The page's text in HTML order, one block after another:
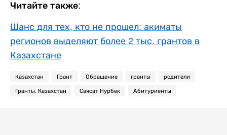
Читайте также:
Шанс для тех, кто не прошел: акиматы
регионов выделяют более 2 тыс. грантов в
Казахстане
Казахстан Грант Обращение гранты родители
Гранты. Казахстан Саясат Нурбек Абитуриенты